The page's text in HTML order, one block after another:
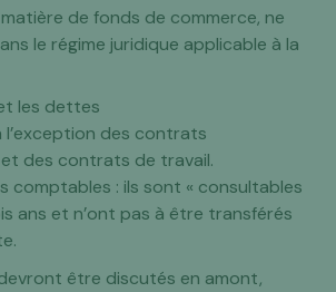
matière de fonds de commerce, ne
le régime juridique applicable à la
les dettes
des contrats
et des contrats de travail.
comptables : ils sont « consultables
ans et n’ont pas à être transférés
être discutés en amont,